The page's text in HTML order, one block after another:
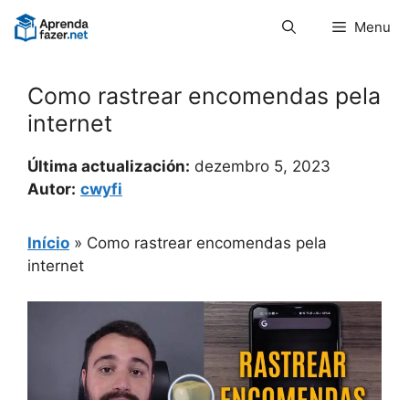
Pular
para
Menu
Como rastrear encomendas pela
internet
Última actualización: dezembro 5, 2023
Autor: cwyfi
Início » Como rastrear encomendas pela
internet